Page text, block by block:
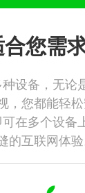
您需
设备，无论
，您都能轻松
在多个设备
的互联网体验